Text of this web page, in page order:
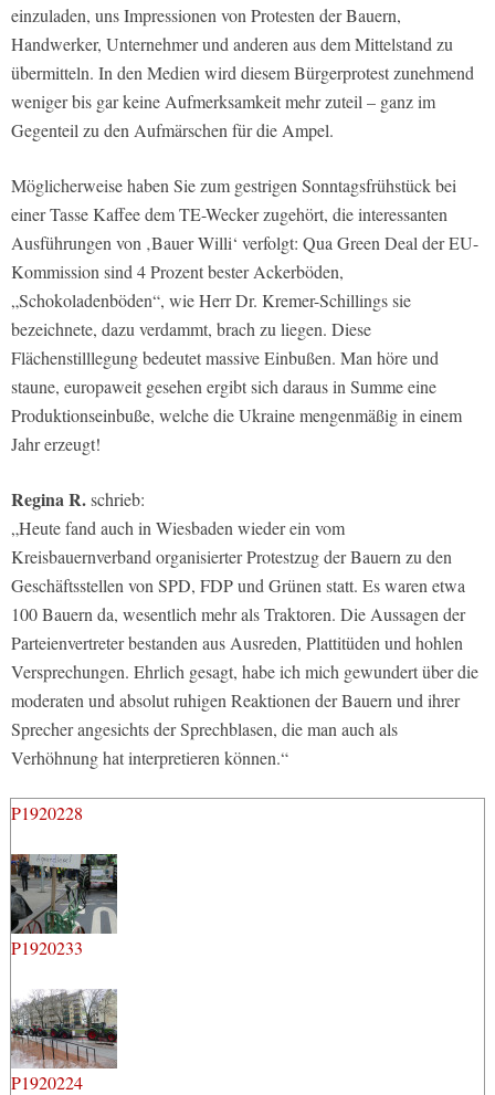
einzuladen, uns Impressionen von Protesten der Bauern,
Handwerker, Unternehmer und anderen aus dem Mittelstand zu
übermitteln. In den Medien wird diesem Bürgerprotest zunehmend
weniger bis gar keine Aufmerksamkeit mehr zuteil – ganz im
Gegenteil zu den Aufmärschen für die Ampel.
Möglicherweise haben Sie zum gestrigen Sonntagsfrühstück bei
einer Tasse Kaffee dem TE-Wecker zugehört, die interessanten
Ausführungen von ‚Bauer Willi‘ verfolgt: Qua Green Deal der EU-
Kommission sind 4 Prozent bester Ackerböden,
„Schokoladenböden“, wie Herr Dr. Kremer-Schillings sie
bezeichnete, dazu verdammt, brach zu liegen. Diese
Flächenstilllegung bedeutet massive Einbußen. Man höre und
staune, europaweit gesehen ergibt sich daraus in Summe eine
Produktionseinbuße, welche die Ukraine mengenmäßig in einem
Jahr erzeugt!
Regina R.schrieb:
„Heute fand auch in Wiesbaden wieder ein vom
Kreisbauernverband organisierter Protestzug der Bauern zu den
Geschäftsstellen von SPD, FDP und Grünen statt. Es waren etwa
100 Bauern da, wesentlich mehr als Traktoren. Die Aussagen der
Parteienvertreter bestanden aus Ausreden, Plattitüden und hohlen
Versprechungen. Ehrlich gesagt, habe ich mich gewundert über die
moderaten und absolut ruhigen Reaktionen der Bauern und ihrer
Sprecher angesichts der Sprechblasen, die man auch als
Verhöhnung hat interpretieren können.“
P1920228
P1920233
P1920224